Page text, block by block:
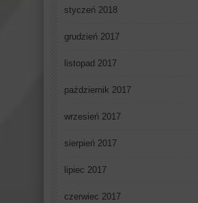
styczeń 2018
grudzień 2017
listopad 2017
październik 2017
wrzesień 2017
sierpień 2017
lipiec 2017
czerwiec 2017